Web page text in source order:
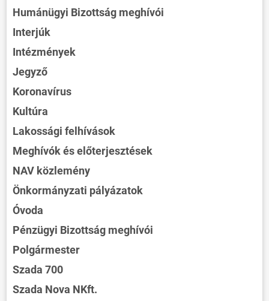
Humánügyi Bizottság meghívói
Interjúk
Intézmények
Jegyző
Koronavírus
Kultúra
Lakossági felhívások
Meghívók és előterjesztések
NAV közlemény
Önkormányzati pályázatok
Óvoda
Pénzügyi Bizottság meghívói
Polgármester
Szada 700
Szada Nova NKft.